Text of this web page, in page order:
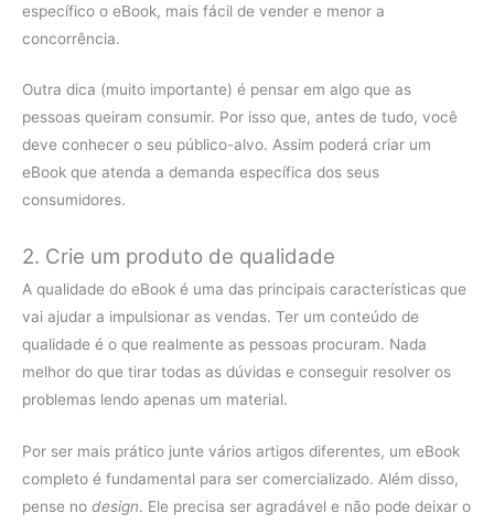
específico o eBook, mais fácil de vender e menor a
concorrência.
Outra dica (muito importante) é pensar em algo que as
pessoas queiram consumir. Por isso que, antes de tudo, você
deve conhecer o seu público-alvo. Assim poderá criar um
eBook que atenda a demanda específica dos seus
consumidores.
2. Crie um produto de qualidade
A qualidade do eBook é uma das principais características que
vai ajudar a impulsionar as vendas. Ter um conteúdo de
qualidade é o que realmente as pessoas procuram. Nada
melhor do que tirar todas as dúvidas e conseguir resolver os
problemas lendo apenas um material.
Por ser mais prático junte vários artigos diferentes, um eBook
completo é fundamental para ser comercializado. Além disso,
pense no design. Ele precisa ser agradável e não pode deixar o